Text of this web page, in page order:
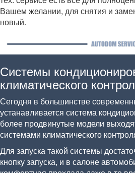
Вашем желании, для снятия и
новый.
Системы
климатического
Сегодня в большинстве
устанавливается система
более продвинутые модели
системами климатического
Для запуска такой системы
кнопку запуска, и в салоне